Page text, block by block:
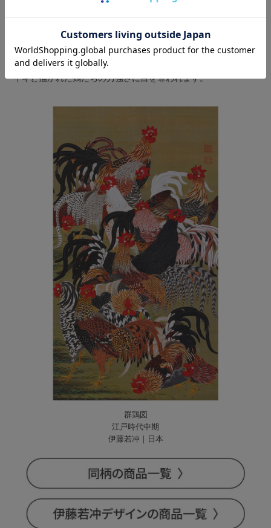
若冲は自宅の庭で鶏を放し飼いにして、毎日のように写生を重
ねながら生き物たちの命一つ一つを丁寧に描きました。洗練さ
れた構図は現代においてもモダンに感じられ、色鮮やかにイキ
イキと描かれた鶏たちの力強さに目を奪われます。
群鶏図
江戸時代中期
伊藤若冲｜日本